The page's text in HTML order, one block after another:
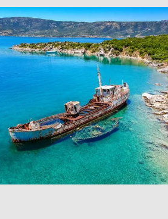
PeristeraAlonnisos'tan yelkenle
ile Ekimarası açık.